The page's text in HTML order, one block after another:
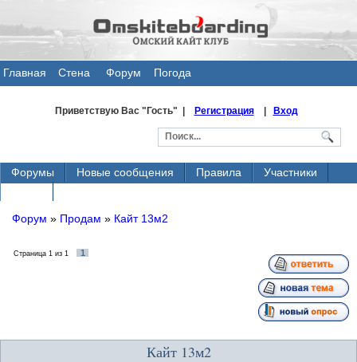
Главная
Стена
Форум Погода
Приветствую Вас"Гость" | Регистрация| Вход
Форумы Новые сообщения Правила
Участники
Форум » Продам » Кайт 13м2
Страница 1 из 1 1
Кайт 13м2